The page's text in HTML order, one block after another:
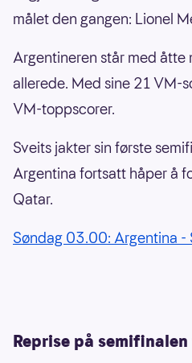
målet den gangen: Lionel
Argentineren står med
allerede. Med sine 21 VM-
VM-toppscorer.
Sveits jakter sin første
Argentina fortsatt håper å
Qatar.
Søndag 03.00: Argentina -
Reprise på